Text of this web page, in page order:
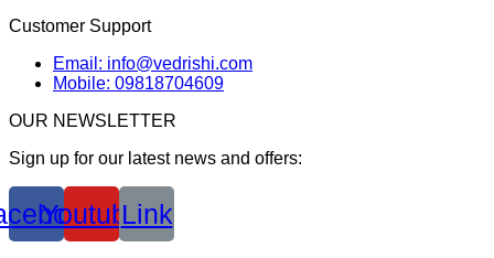
Customer Support
Email: info@vedrishi.com
Mobile: 09818704609
OUR NEWSLETTER
Sign up for our latest news and offers:
YoutubeLink